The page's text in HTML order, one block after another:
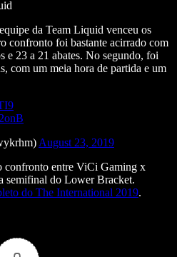
da Team Liquid venceu os
confronto foi bastante acirrado com
e 23 a 21 abates. No segundo, foi
com um meia hora de partida e um
August 23, 2019
confronto entre ViCi Gaming x
semifinal do Lower Bracket.
do The International 2019.